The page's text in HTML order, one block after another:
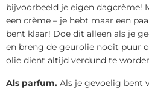
bijvoorbeeld je eigen dagcrème!
een crème – je hebt maar een
bent klaar! Doe dit alleen als je
en breng de geurolie nooit puur
olie dient altijd verdund te
Als parfum. Als je gevoelig bent